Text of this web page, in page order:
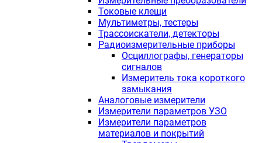
Токовые клещи
Мультиметры, тестеры
Трассоискатели, детекторы
Радиоизмерительные приборы
Осциллографы, генераторы
сигналов
Измеритель тока короткого
замыкания
Аналоговые измерители
Измерители параметров УЗО
Измерители параметров
материалов и покрытий